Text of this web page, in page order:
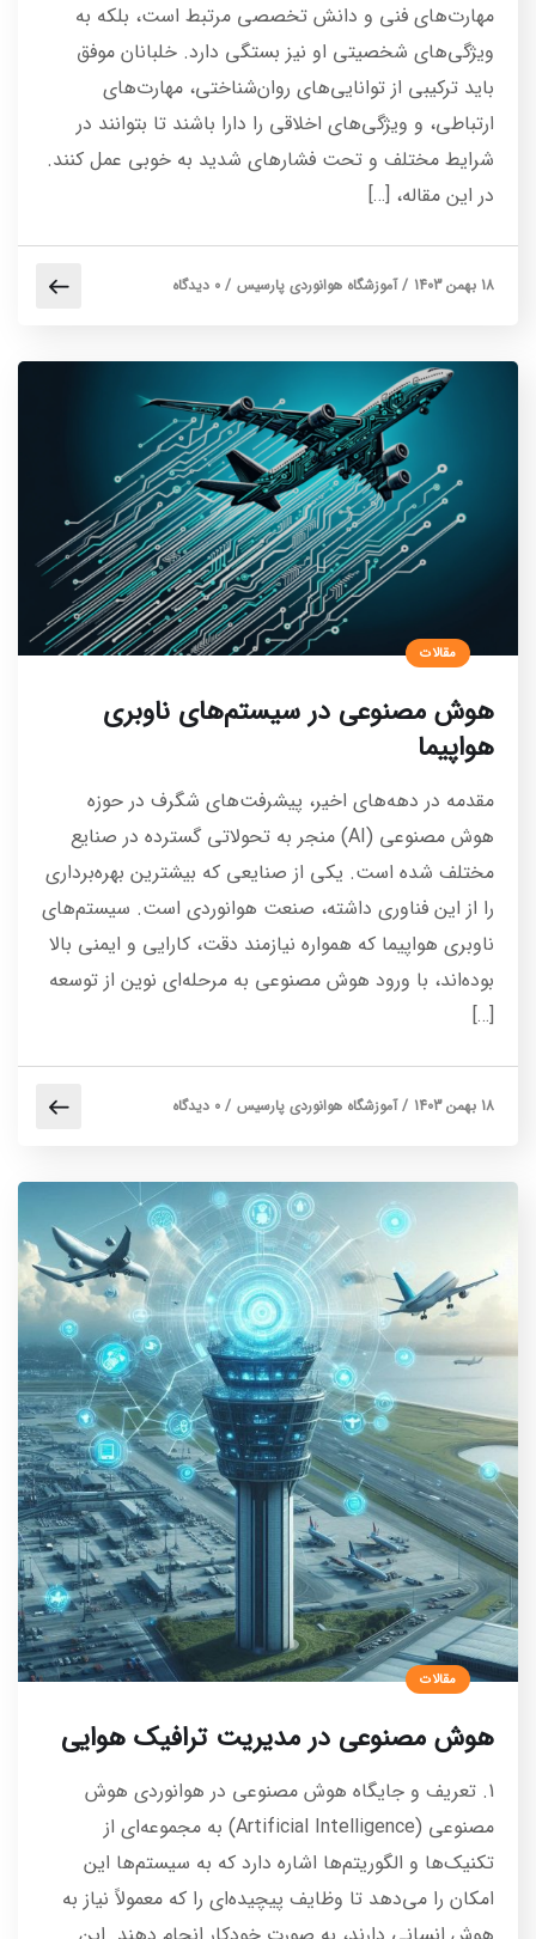
مهارت‌های فنی و دانش تخصصی مرتبط است، بلکه به
ویژگی‌های شخصیتی او نیز بستگی دارد. خلبانان موفق
باید ترکیبی از توانایی‌های روان‌شناختی، مهارت‌های
ارتباطی، و ویژگی‌های اخلاقی را دارا باشند تا بتوانند در
شرایط مختلف و تحت فشارهای شدید به خوبی عمل کنند.
در این مقاله، […]
18 بهمن 1403 /آموزشگاه هوانوردی پارسیس / 0 دیدگاه
مقالات
هوش مصنوعی در سیستم‌های ناوبری
هواپیما
مقدمه در دهه‌های اخیر، پیشرفت‌های شگرف در حوزه
هوش مصنوعی (AI) منجر به تحولاتی گسترده در صنایع
مختلف شده است. یکی از صنایعی که بیشترین بهره‌برداری
را از این فناوری داشته، صنعت هوانوردی است. سیستم‌های
ناوبری هواپیما که همواره نیازمند دقت، کارایی و ایمنی بالا
بوده‌اند، با ورود هوش مصنوعی به مرحله‌ای نوین از توسعه
[…]
18 بهمن 1403 /آموزشگاه هوانوردی پارسیس / 0 دیدگاه
مقالات
هوش مصنوعی در مدیریت ترافیک هوایی
1. تعریف و جایگاه هوش مصنوعی در هوانوردی هوش
مصنوعی (Artificial Intelligence) به مجموعه‌ای از
تکنیک‌ها و الگوریتم‌ها اشاره دارد که به سیستم‌ها این
امکان را می‌دهد تا وظایف پیچیده‌ای را که معمولاً نیاز به